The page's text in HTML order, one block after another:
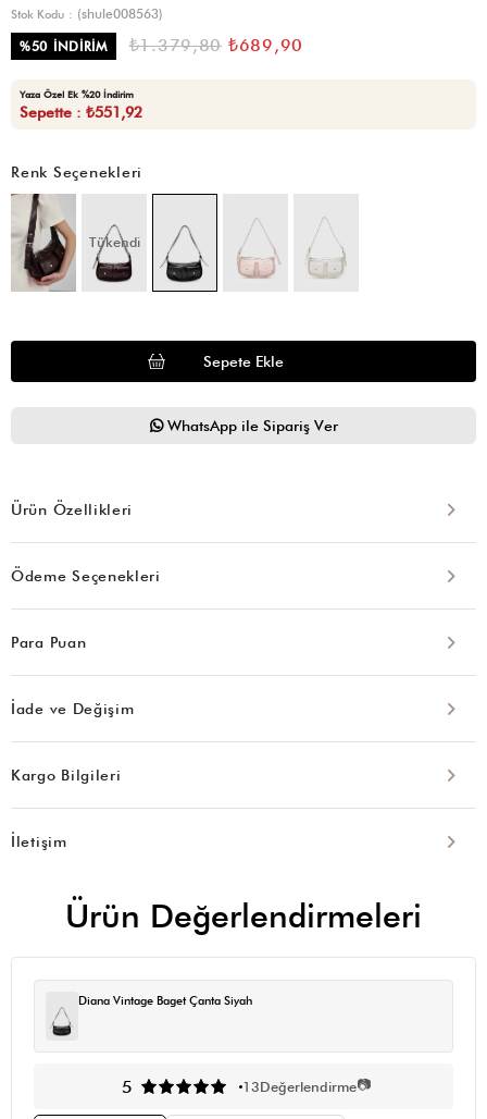
Stok Kodu
(shule008563)
%50 İNDIRIM ₺1.379,80 ₺689,90
Yaza Özel Ek %20 İndirim
Sepette : ₺551,92
Renk Seçenekleri
Tükendi
WhatsApp ile Sipariş Ver
Ürün Özellikleri
Ödeme Seçenekleri
Para Puan
İade ve Değişim
Kargo Bilgileri
İletişim
Ürün Değerlendirmeleri
Diana Vintage Baget Çanta Siyah
5 13Değerlendirme📷